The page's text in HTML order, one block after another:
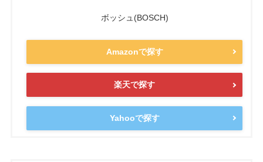
ボッシュ(BOSCH)
Amazonで探す
楽天で探す
Yahooで探す